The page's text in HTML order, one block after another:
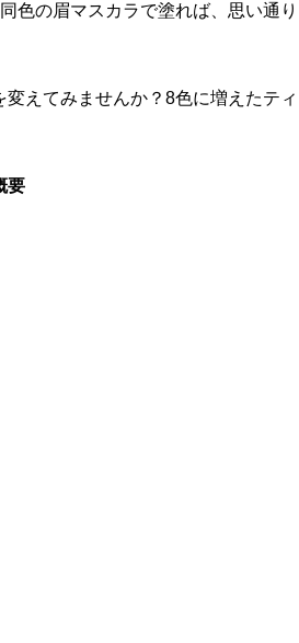
色の眉マスカラで塗れば、思い通り
えてみませんか？8色に増えたティ
要